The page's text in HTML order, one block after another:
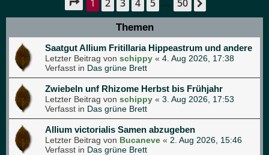
Seite 1von 50
1 2 3 4 5 … 50
Themen
Saatgut Allium Fritillaria Hippeastrum und andere
Letzter Beitrag von schippy « 4. Aug 2026, 17:38
Verfasst in Das grüne Brett
Zwiebeln unf Rhizome Herbst bis Frühjahr
Letzter Beitrag von schippy « 3. Aug 2026, 17:53
Verfasst in Das grüne Brett
Allium victorialis Samen abzugeben
Letzter Beitrag von Bucaneve « 2. Aug 2026, 15:46
Verfasst in Das grüne Brett